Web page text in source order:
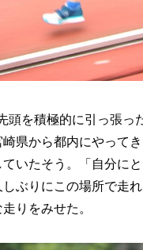
頭を積極的に引っ張っ
県から都内にやって
いたそう。「自分に
ぶりにこの場所で走
りをみせた。